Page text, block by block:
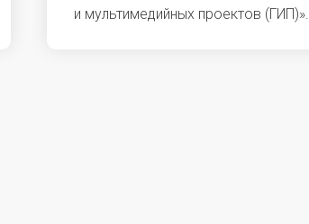
и мультимедийных проектов (ГИП)».